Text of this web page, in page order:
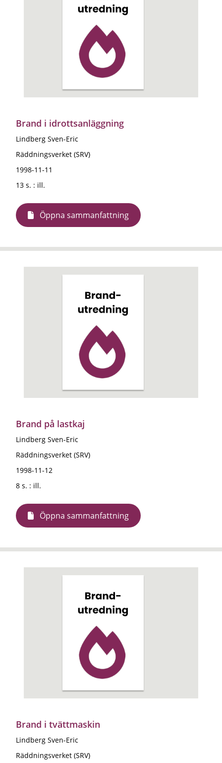
Brand i idrottsanläggning
Lindberg Sven-Eric
Räddningsverket (SRV)
1998-11-11
13 s. : ill.
Öppna sammanfattning
Brand på lastkaj
Lindberg Sven-Eric
Räddningsverket (SRV)
1998-11-12
8 s. : ill.
Öppna sammanfattning
Brand i tvättmaskin
Lindberg Sven-Eric
Räddningsverket (SRV)